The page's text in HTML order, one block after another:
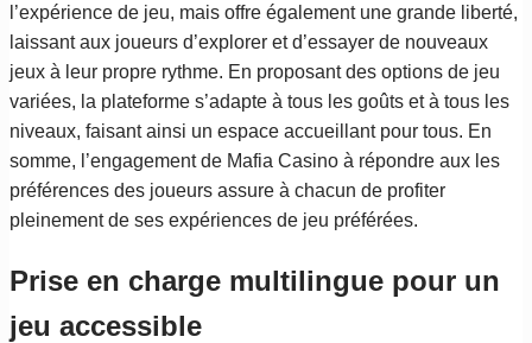
l’expérience de jeu, mais offre également une grande liberté,
laissant aux joueurs d’explorer et d’essayer de nouveaux
jeux à leur propre rythme. En proposant des options de jeu
variées, la plateforme s’adapte à tous les goûts et à tous les
niveaux, faisant ainsi un espace accueillant pour tous. En
somme, l’engagement de Mafia Casino à répondre aux les
préférences des joueurs assure à chacun de profiter
pleinement de ses expériences de jeu préférées.
Prise en charge multilingue pour un
jeu accessible